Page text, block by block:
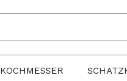
KOCHMESSER